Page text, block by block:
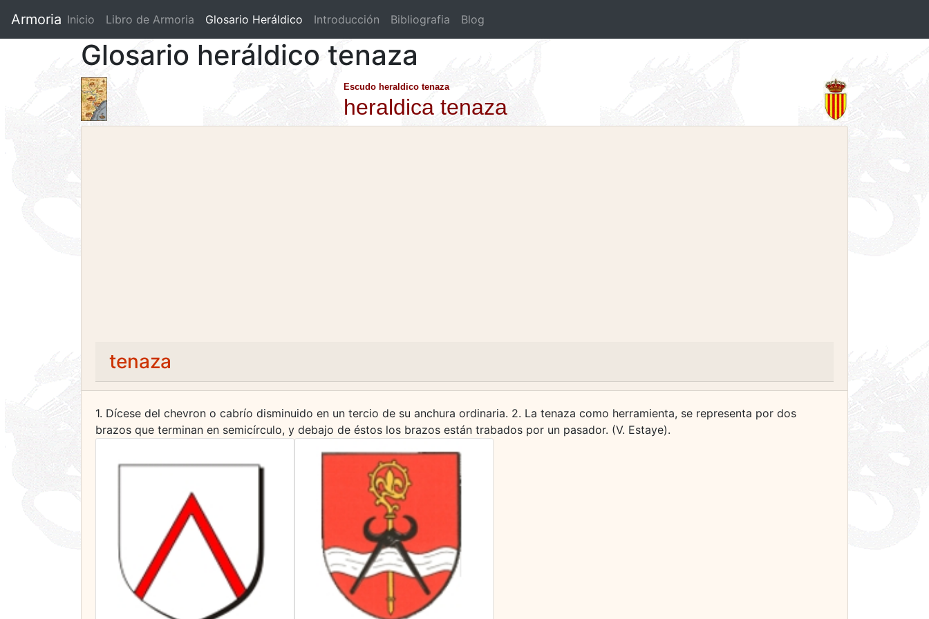
Armoria Inicio Libro de Armoria (current)
Glosario Heráldico Introducción Bibliografia Blog
Glosario heráldico tenaza
Escudo heraldico tenaza
heraldica tenaza
tenaza
1. Dícese del chevron o cabrío disminuido en un tercio de su anchura ordinaria. 2. La tenaza como herramienta, se representa por dos
brazos que terminan en semicírculo, y debajo de éstos los brazos están trabados por un pasador. (V. Estaye).